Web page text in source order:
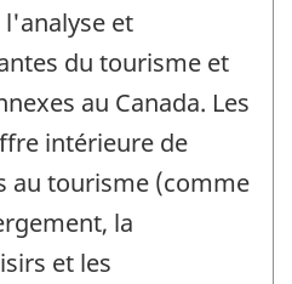
et
du tourisme et
au Canada. Les
intérieure de
au tourisme (comme
la
et les